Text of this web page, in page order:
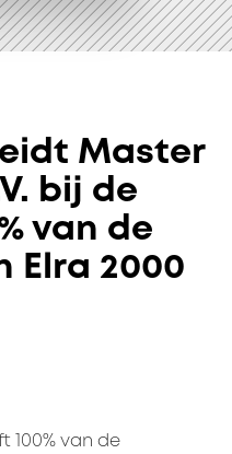
Master
bij de
van de
Elra 2000
100% van de